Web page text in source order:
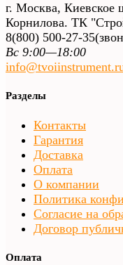
г. Москва, Киевское
Корнилова. ТК
8(800) 500-27-35
Вс 9:00—18:00
Разделы
Контакты
Гарантия
Доставка
Оплата
О компании
Политика
Согласие на
Договор
Оплата